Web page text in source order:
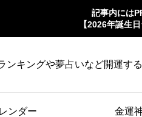
記事内には
【2026年誕生
ンキングや夢占いなど開運す
ンダー 金運